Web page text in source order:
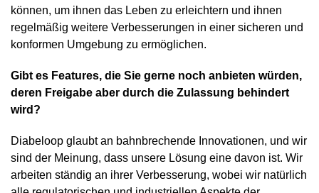
können, um ihnen das Leben zu erleichtern und ihnen
regelmäßig weitere Verbesserungen in einer sicheren und
konformen Umgebung zu ermöglichen.
Gibt es Features, die Sie gerne noch anbieten würden,
deren Freigabe aber durch die Zulassung behindert
wird?
Diabeloop glaubt an bahnbrechende Innovationen, und wir
sind der Meinung, dass unsere Lösung eine davon ist. Wir
arbeiten ständig an ihrer Verbesserung, wobei wir natürlich